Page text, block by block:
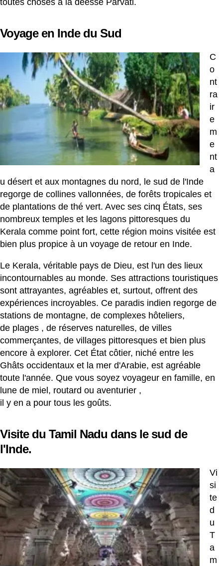
toutes choses à la déesse Parvati.
Voyage en Inde du Sud
C
o
nt
ra
ir
e
m
e
nt
a
u désert et aux montagnes du nord, le sud de l'Inde
regorge de collines vallonnées, de forêts tropicales et
de plantations de thé vert. Avec ses cinq États, ses
nombreux temples et les lagons pittoresques du
Kerala comme point fort, cette région moins visitée est
bien plus propice à un voyage de retour en Inde.
Le Kerala, véritable pays de Dieu, est l'un des lieux
incontournables au monde. Ses attractions touristiques
sont attrayantes, agréables et, surtout, offrent des
expériences incroyables. Ce paradis indien regorge de
stations de montagne, de complexes hôteliers,
de plages , de réserves naturelles, de villes
commerçantes, de villages pittoresques et bien plus
encore à explorer. Cet État côtier, niché entre les
Ghâts occidentaux et la mer d'Arabie, est agréable
toute l'année. Que vous soyez voyageur en famille, en
lune de miel, routard ou aventurier ,
il y en a pour tous les goûts.
Visite du Tamil Nadu dans le sud de
l'Inde.
Vi
si
te
d
u
T
a
m